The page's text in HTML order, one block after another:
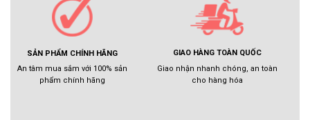
SẢN PHẨM CHÍNH HÃNG
An tâm mua sắm với 100% sản
phẩm chính hãng
GIAO HÀNG TOÀN QUỐC
Giao nhận nhanh chóng, an toàn
cho hàng hóa